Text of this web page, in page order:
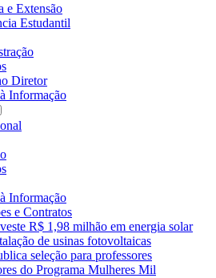
e Extensão
Estudantil
Diretor
Informação
Informação
e Contratos
R$ 1,98 milhão em energia solar
de usinas fotovoltaicas
seleção para professores
do Programa Mulheres Mil